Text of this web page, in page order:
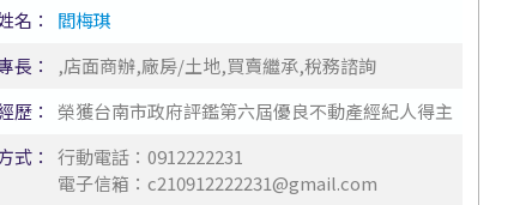
名：
閻梅琪
長：
,店面商辦,廠房/土地,買賣繼承,稅務諮詢
歷：
榮獲台南市政府評鑑第六屆優良不動產經紀人得主
式：
行動電話：0912222231
電子信箱：c210912222231@gmail.com